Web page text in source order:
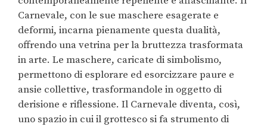
Carnevale, con le sue maschere esagerate e
deformi, incarna pienamente questa dualità,
offrendo una vetrina per la bruttezza trasformata
in arte. Le maschere, caricate di simbolismo,
permettono di esplorare ed esorcizzare paure e
ansie collettive, trasformandole in oggetto di
derisione e riflessione. Il Carnevale diventa, così,
uno spazio in cui il grottesco si fa strumento di